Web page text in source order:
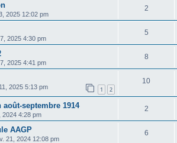
2025 12:02 pm
2
2025 4:30 pm
5
2025 4:41 pm
8
2025 5:13 pm 1 2
10
septembre 1914
2024 4:28 pm
2
AAGP
21, 2024 12:08 pm
6